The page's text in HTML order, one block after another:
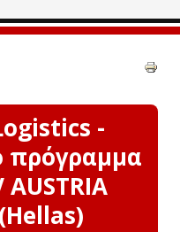
-
πρόγραμμα